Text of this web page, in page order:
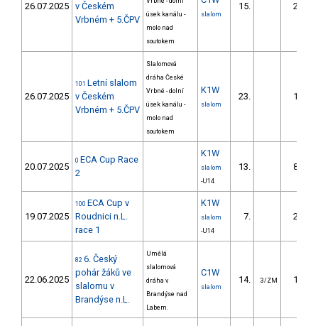
26.07.2025 v Českém
Vrbném + 5.ČPV
úsek kanálu -
molo nad
soutokem
slalom
15. 21.63
26.07.2025
101 Letní slalom
v Českém
Vrbném + 5.ČPV
Slalomová
dráha České
Vrbné - dolní
úsek kanálu -
molo nad
soutokem
K1W
slalom
23. 17.08
20.07.2025
0 ECA Cup Race
2
K1W
slalom
-U14
13. 82.04
19.07.2025
100 ECA Cup v
Roudnici n.L.
race 1
K1W
slalom
-U14
7. 20.55
22.06.2025
82 6. Český
pohár žáků ve
slalomu v
Brandýse n.L.
Umělá
slalomová
dráha v
Brandýse nad
Labem.
C1W
slalom
14. 3/ZM 17.14